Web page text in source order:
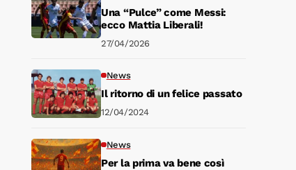
Una “Pulce” come Messi:
ecco Mattia Liberali!
27/04/2026
News
Il ritorno di un felice passato
12/04/2024
News
Per la prima va bene così